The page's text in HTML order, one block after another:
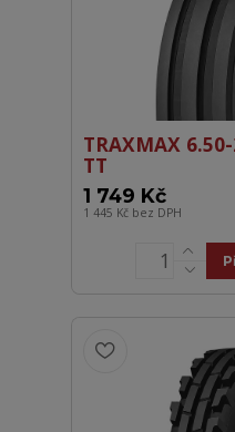
TRAXMAX
TT
1 749 Kč
1 445 Kč bez DPH